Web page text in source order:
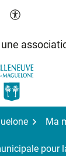
Ma
pour